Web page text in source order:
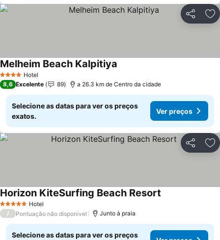
Partilhar
4 EstrelasHotel
Melheim Beach Kalpitiya
8,6 Excelente 89 a 26.3 km de Centro da cidade
Selecione as datas para ver os preços
exatos.
Ver preços
Partilhar
5 Estrelas Hotel
Horizon KiteSurfing Beach Resort
/ Pontuação não disponível Junto à praia
Selecione as datas para ver os preços